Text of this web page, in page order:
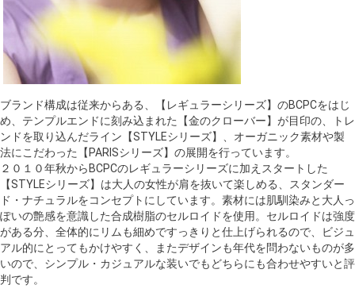
ブランド構成は従来からある、【レギュラーシリーズ】のBCPCをはじ
め、テンプルエンドに刻み込まれた【金のクローバー】が目印の、トレ
ンドを取り込んだライン【STYLEシリーズ】、オーガニック素材や製
法にこだわった【PARISシリーズ】の展開を行っています。
２０１０年秋からBCPCのレギュラーシリーズに加えスタートした
【STYLEシリーズ】は大人の女性が肩を抜いて楽しめる、スタンダー
ド・ナチュラルをコンセプトにしています。素材には肌馴染みと大人っ
ぽいの艶感を意識した合成樹脂のセルロイドを使用。セルロイドは強度
がある分、全体的にリムも細めですっきりと仕上げられるので、ビジュ
アル的にとってもかけやすく、またデザインも年代を問わないものが多
いので、シンプル・カジュアルな装いでもどちらにも合わせやすいと評
判です。